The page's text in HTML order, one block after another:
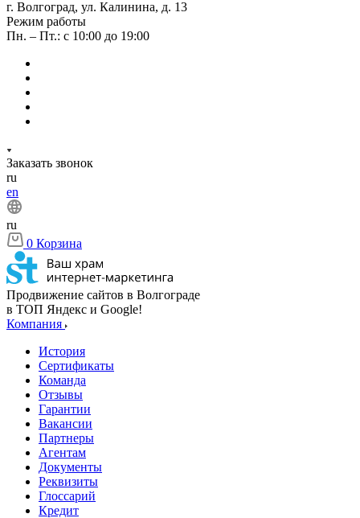
г. Волгоград, ул. Калинина, д. 13
Режим работы
Пн. – Пт.: с 10:00 до 19:00
Заказать звонок
ru
en
ru
0 Корзина
Продвижение сайтов в Волгограде
в ТОП Яндекс и Google!
Компания
История
Сертификаты
Команда
Отзывы
Гарантии
Вакансии
Партнеры
Агентам
Документы
Реквизиты
Глоссарий
Кредит